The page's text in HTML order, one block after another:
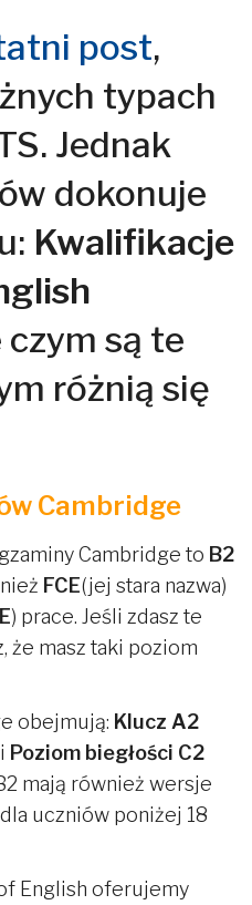
post,
typach
Jednak
dokonuje
Kwalifikacje
są te
różnią się
Cambridge
Cambridge to B2
FCE(jej stara nazwa)
) prace. Jeśli zdasz te
że masz taki poziom
obejmują: Klucz A2
Poziom biegłości C2
mają również wersje
uczniów poniżej 18
English oferujemy